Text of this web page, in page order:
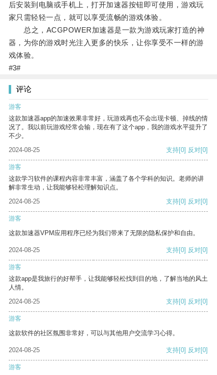
后安装到电脑或手机上，打开加速器按钮即可使用，游戏玩
家只需轻轻一点，就可以享受流畅的游戏体验。
总之，ACGPOWER加速器是一款为游戏玩家打造的神
器，为你的游戏时光注入更多的快乐，让你享受不一样的游
戏体验。
#3#
评论
游客
这款加速器app的加速效果非常好，玩游戏再也不会出现卡顿、掉线的情
况了。我以前玩游戏经常会输，现在有了这个app，我的游戏水平提升了
不少。
2024-08-25
支持[0] 反对[0]
游客
这款学习软件的课程内容非常丰富，涵盖了各个学科的知识。老师的讲
解非常生动，让我能够轻松理解知识点。
2024-08-25
支持[0] 反对[0]
游客
这款加速器VPM应用程序已经为我们带来了无限的隐私保护和自由。
2024-08-25 支持[0] 反对[0]
游客
这款app是我旅行的好帮手，让我能够轻松找到目的地，了解当地的风土
人情。
2024-08-25
支持[0] 反对[0]
游客
这款软件的社区氛围非常好，可以与其他用户交流学习心得。
2024-08-25 支持[0] 反对[0]
游客